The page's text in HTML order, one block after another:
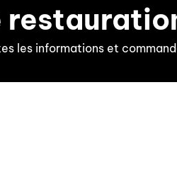
les informations et